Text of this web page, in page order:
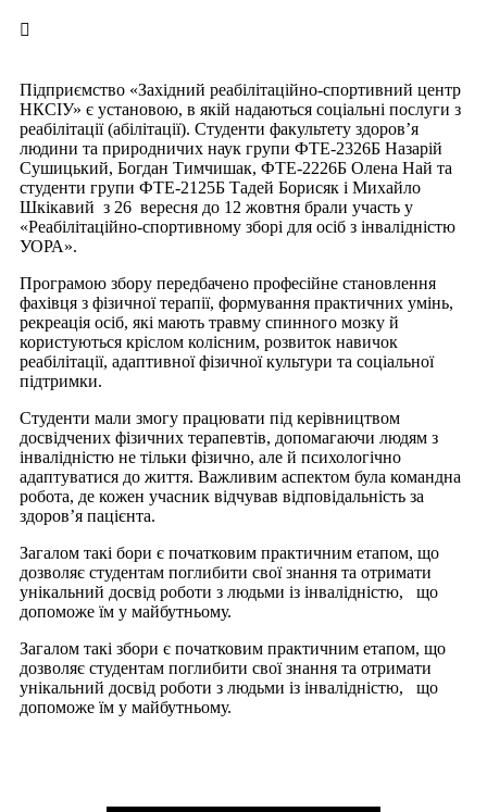
Підприємство «Західний реабілітаційно-спортивний центр
НКСІУ» є установою, в якій надаються соціальні послуги з
реабілітації (абілітації). Студенти факультету здоров’я
людини та природничих наук групи ФТЕ-2326Б Назарій
Сушицький, Богдан Тимчишак, ФТЕ-2226Б Олена Най та
студенти групи ФТЕ-2125Б Тадей Борисяк і Михайло
Шкікавий з 26 вересня до 12 жовтня брали участь у
«Реабілітаційно-спортивному зборі для осіб з інвалідністю
УОРА».
Програмою збору передбачено професійне становлення
фахівця з фізичної терапії, формування практичних умінь,
рекреація осіб, які мають травму спинного мозку й
користуються кріслом колісним, розвиток навичок
реабілітації, адаптивної фізичної культури та соціальної
підтримки.
Студенти мали змогу працювати під керівництвом
досвідчених фізичних терапевтів, допомагаючи людям з
інвалідністю не тільки фізично, але й психологічно
адаптуватися до життя. Важливим аспектом була командна
робота, де кожен учасник відчував відповідальність за
здоров’я пацієнта.
Загалом такі бори є початковим практичним етапом, що
дозволяє студентам поглибити свої знання та отримати
унікальний досвід роботи з людьми із інвалідністю, що
допоможе їм у майбутньому.
Загалом такі збори є початковим практичним етапом, що
дозволяє студентам поглибити свої знання та отримати
унікальний досвід роботи з людьми із інвалідністю, що
допоможе їм у майбутньому.